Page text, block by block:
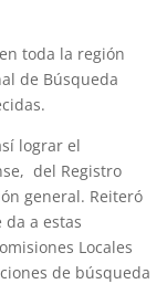
toda la región
de Búsqueda
lograr el
del Registro
general. Reiteró
a estas
Locales
de búsqueda